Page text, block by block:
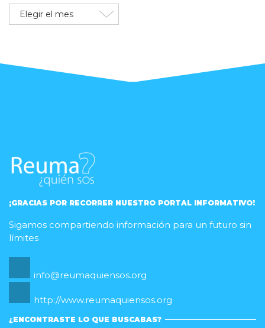
Archivo
de
¡GRACIAS POR RECORRER NUESTRO PORTAL INFORMATIVO!
Sigamos compartiendo información para un futuro sin
límites
info@reumaquiensos.org
http://www.reumaquiensos.org
¿ENCONTRASTE LO QUE BUSCABAS?